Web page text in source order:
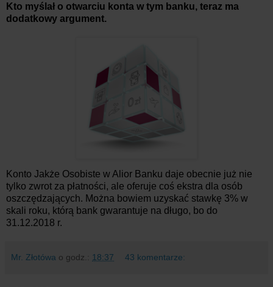
Kto myślał o otwarciu konta w tym banku, teraz ma
dodatkowy argument.
Konto Jakże Osobiste w Alior Banku daje obecnie już nie
tylko zwrot za płatności, ale oferuje coś ekstra dla osób
oszczędzających. Można bowiem uzyskać stawkę 3% w
skali roku, którą bank gwarantuje na długo, bo do
31.12.2018 r.
Mr. Złotówa o godz.: 18:37 43 komentarze: